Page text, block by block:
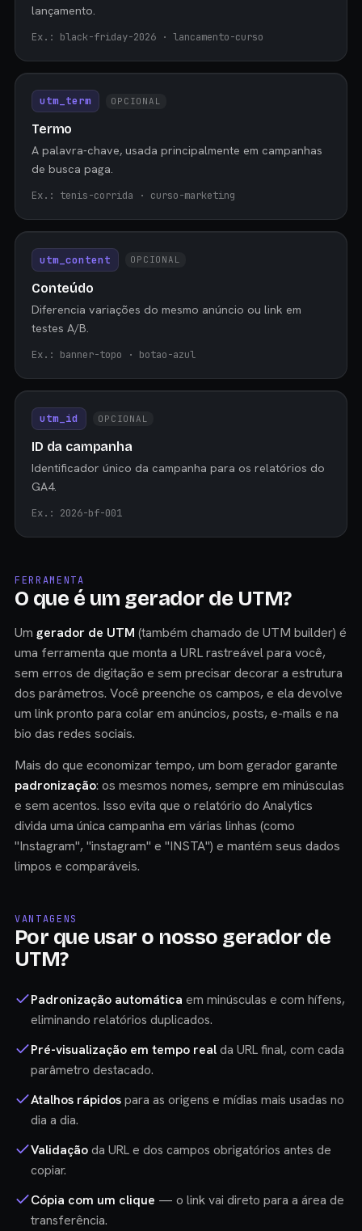
lançamento.
Ex.: black-friday-2026 · lancamento-curso
utm_term OPCIONAL
Termo
A palavra-chave, usada principalmente em campanhas
de busca paga.
Ex.: tenis-corrida · curso-marketing
utm_content OPCIONAL
Conteúdo
Diferencia variações do mesmo anúncio ou link em
testes A/B.
Ex.: banner-topo · botao-azul
utm_id OPCIONAL
ID da campanha
Identificador único da campanha para os relatórios do
GA4.
Ex.: 2026-bf-001
FERRAMENTA
O que é um gerador de UTM?
Um gerador de UTM (também chamado de UTM builder) é
uma ferramenta que monta a URL rastreável para você,
sem erros de digitação e sem precisar decorar a estrutura
dos parâmetros. Você preenche os campos, e ela devolve
um link pronto para colar em anúncios, posts, e-mails e na
bio das redes sociais.
Mais do que economizar tempo, um bom gerador garante
padronização: os mesmos nomes, sempre em minúsculas
e sem acentos. Isso evita que o relatório do Analytics
divida uma única campanha em várias linhas (como
"Instagram", "instagram" e "INSTA") e mantém seus dados
limpos e comparáveis.
VANTAGENS
Por que usar o nosso gerador de
UTM?
Padronização automática em minúsculas e com hífens,
eliminando relatórios duplicados.
Pré-visualização em tempo realda URL final, com cada
parâmetro destacado.
Atalhos rápidospara as origens e mídias mais usadas no
dia a dia.
Validaçãoda URL e dos campos obrigatórios antes de
copiar.
Cópia com um clique — o link vai direto para a área de
transferência.